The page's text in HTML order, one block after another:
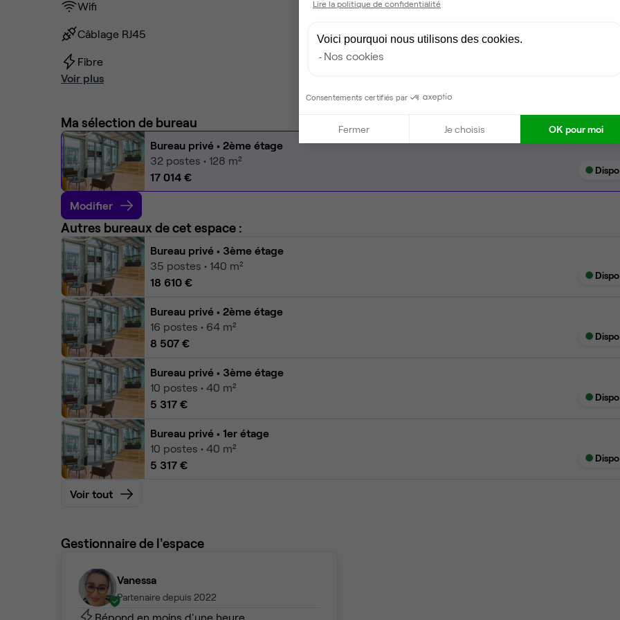
Wifi
Câblage RJ45
Fibre
Espace d'attente
Espace détente
Ménage
Voir plus
Ma sélection de bureau
Bureau privé • 2ème étage
32 postes • 128 m²
17 014 €
Dispo
Modifier
Autres bureaux de cet espace :
Bureau privé • 3ème étage
35 postes • 140 m²
18 610 €
Dispo
Bureau privé • 2ème étage
16 postes • 64 m²
8 507 €
Dispo
Bureau privé • 3ème étage
10 postes • 40 m²
5 317 €
Dispo
Bureau privé • 1er étage
10 postes • 40 m²
5 317 €
Dispo
Voir tout
Gestionnaire de l'espace
Vanessa
Partenaire depuis 2022
Répond en moins d'une heure
Lire la politique de confidentialité
Voici pourquoi nous utilisons des cookies.
Nos cookies
Consentements certifiés par
Fermer Je choisis OK pour moi